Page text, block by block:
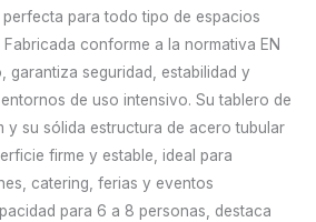
perfecta para todo tipo de espacios
conforme a la normativa EN
garantiza seguridad, estabilidad y
de uso intensivo. Su tablero de
y su sólida estructura de acero tubular
firme y estable, ideal para
catering, ferias y eventos
para 6 a 8 personas, destaca